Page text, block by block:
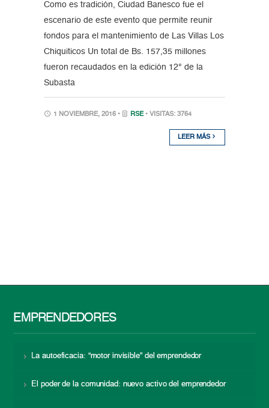
Como es tradición, Ciudad Banesco fue el
escenario de este evento que permite reunir
fondos para el mantenimiento de Las Villas Los
Chiquiticos Un total de Bs. 157,35 millones
fueron recaudados en la edición 12° de la
Subasta
1 NOVIEMBRE, 2016 • RSE • VISITAS: 3764
LEER MÁS
EMPRENDEDORES
La autoeficacia: “motor invisible” del emprendedor
El poder de la comunidad: nuevo activo del emprendedor